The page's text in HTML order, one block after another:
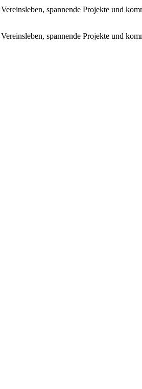
spannende Projekte und
spannende Projekte und